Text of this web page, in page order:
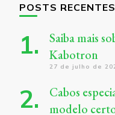
POSTS RECENTES
Saiba mais
Kabotron
27 de julho de
Cabos
modelo